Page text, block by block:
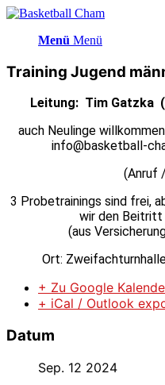
Menü Menü
Training Jugend
Leitung: Tim Gatzka
auch Neulinge
info@basketball-
(Anruf
3 Probetrainings sind frei,
wir den Beitritt
(aus
Ort:
+ Zu Google
+ iCal / Outlook
Datum
Sep. 12 2024